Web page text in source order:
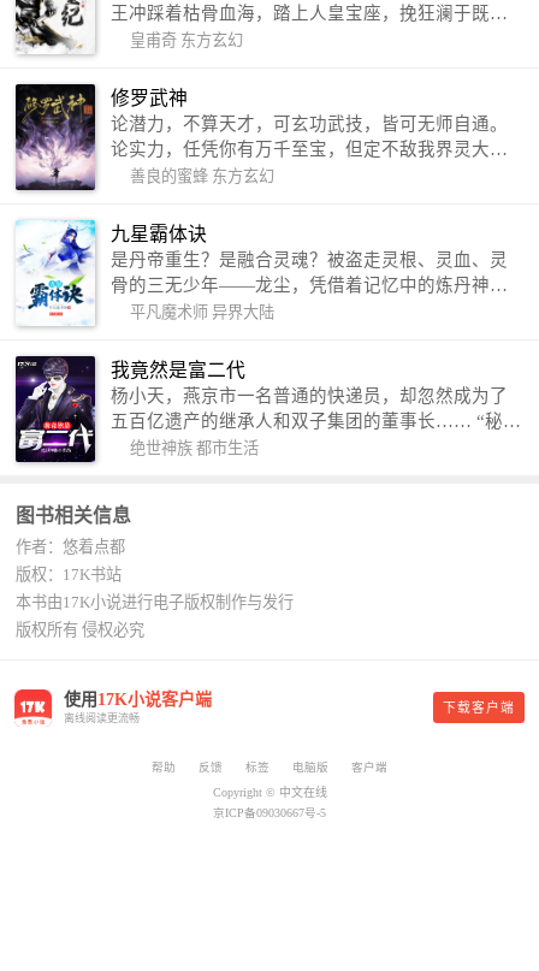
王冲踩着枯骨血海，踏上人皇宝座，挽狂澜于既
倒，扶大厦之将倾，成就了一段无上的传说！ 微信
微博：皇甫奇（地址：http://weibo.com/u/25284575
87） QQ交流群：320238210【普通群】 574501330
【VIP订阅群】 欢迎大家关注。
皇甫奇 东方玄幻
修罗武神
论潜力，不算天才，可玄功武技，皆可无师自通。
论实力，任凭你有万千至宝，但定不敌我界灵大
军。 我是谁？天下众生视我为修罗，却不知，我以
信公众号：善良的蜜蜂后援会）
善良的蜜蜂 东方玄幻
九星霸体诀
是丹帝重生？是融合灵魂？被盗走灵根、灵血、灵
骨的三无少年——龙尘，凭借着记忆中的炼丹神
术，修行神秘功法九星霸体诀，拨开重重迷雾，解
勾搭各色美女，镇压恶鬼邪神。 江湖传闻：龙
尘一到，地吼天啸。龙尘一出，鬼泣神哭。 本
故事纯属虚构，如有雷同，那就是真事儿，想要对
号入座，抓紧时间进群：487963015 微信公众号：
平凡魔术师,或者搜索：pingfanmoshushi1982,公众
平凡魔术师 异界大陆
我竟然是富二代
杨小天，燕京市一名普通的快递员，却忽然成为了
五百亿遗产的继承人和双子集团的董事长…… “秘
书，给我定制一套百亿富翁的吃喝住行标准！” “好
呢？” “回杨总，开车太堵，已经给你安排了直升
机。” 从此，开启杨小天的百亿富翁之旅，只有他不
敢想的，没有秘书办不到的。
绝世神族 都市生活
图书相关信息
作者：悠着点都
版权：17K书站
本书由17K小说进行电子版权制作与发行
版权所有 侵权必究
使用 17K小说客户端
离线阅读更流畅
下载客户端
帮助 反馈 标签 电脑版
客户端
Copyright © 中文在线
京ICP备09030667号-5